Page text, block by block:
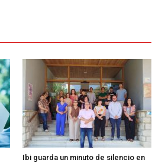
Ibi guarda un minuto de silencio en